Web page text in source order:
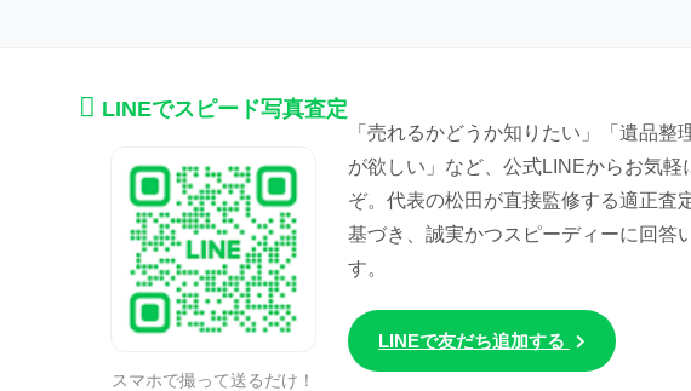
LINEでスピード写真査定
スマホで撮って送るだけ！
「売れるかどうか知りたい」「遺品整
が欲しい」など、公式LINEからお気軽
ぞ。代表の松田が直接監修する適正査
基づき、誠実かつスピーディーに回答
す。
LINEで友だち追加する